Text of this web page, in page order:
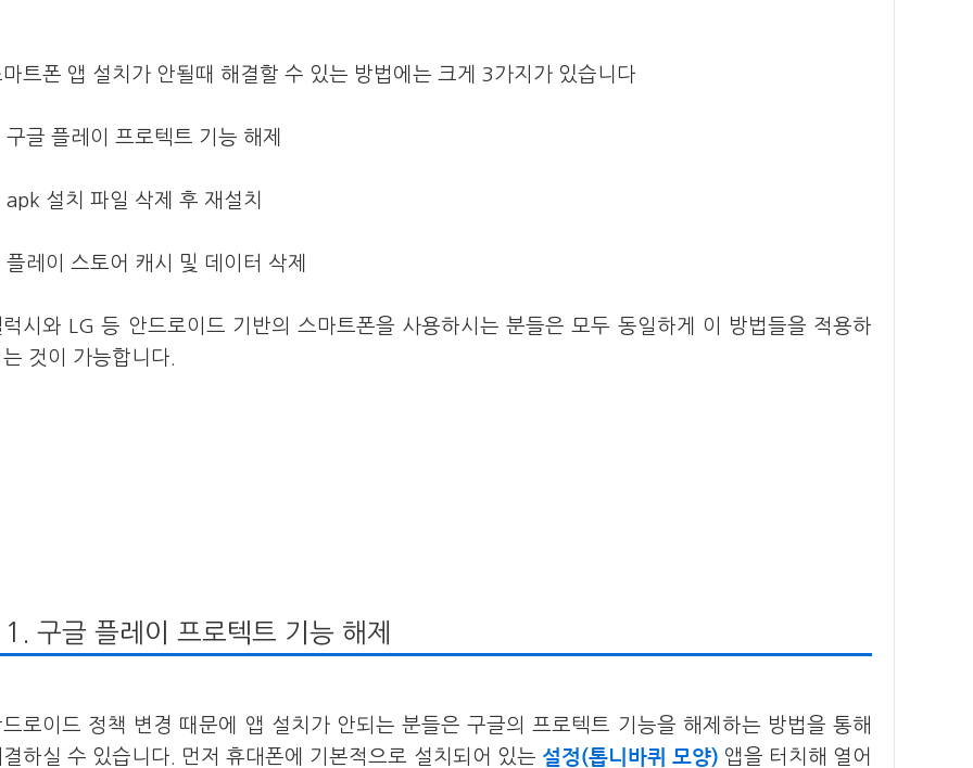
트폰 앱 설치가 안될때 해결할 수 있는 방법에는 크게 3가지가 있습니다
구글 플레이 프로텍트 기능 해제
apk 설치 파일 삭제 후 재설치
플레이 스토어 캐시 및 데이터 삭제
럭시와 LG 등 안드로이드 기반의 스마트폰을 사용하시는 분들은 모두 동일하게 이 방법들을 적용하
것이 가능합니다.
1. 구글 플레이 프로텍트 기능 해제
드로이드 정책 변경 때문에 앱 설치가 안되는 분들은 구글의 프로텍트 기능을 해제하는 방법을 통해
하실 수 있습니다. 먼저 휴대폰에 기본적으로 설치되어 있는 설정(톱니바퀴 모양) 앱을 터치해 열어